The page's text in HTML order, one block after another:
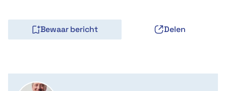
Bewaar bericht Delen